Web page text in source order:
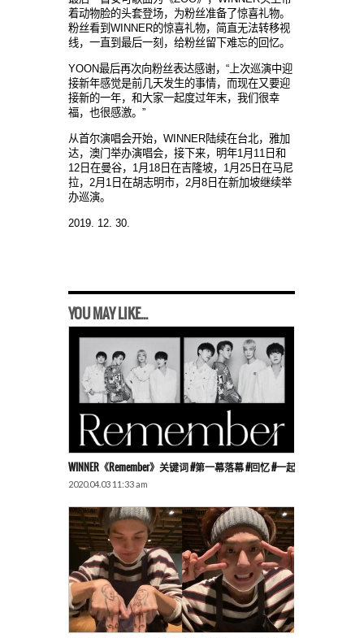
着动物脸的头套登场，为粉丝准备了惊喜礼物。
粉丝看到 WINNER的惊喜礼物，简直无法转移视
线，一直到最后一刻，给粉丝留下难忘的回忆。
YOON最后再次向粉丝表达感谢， “ 上次巡演中迎
接新年感觉是前几天发生的事情，而现在又要迎
接新的一年，和大家一起度过年末，我们很幸
福，也很感激。 ”
从首尔演唱会开始， WINNER陆续在台北，雅加
达，澳门举办演唱会，接下来，明年1月 11 日和
12 日在曼谷， 1月 18 日在吉隆坡， 1月 25 日在马尼
拉， 2月 1 日在胡志明市， 2月 8 日在新加坡继续举
办巡演。
2019. 12. 30.
YOU MAY LIKE...
WINNER《Remember》关键词 #第一幕落幕 #回忆 #一起
2020.04.03 11:33 am